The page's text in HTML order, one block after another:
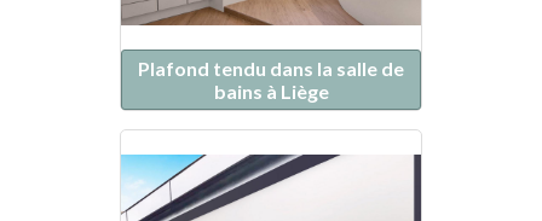
Plafond tendu dans la salle de
bains à Liège